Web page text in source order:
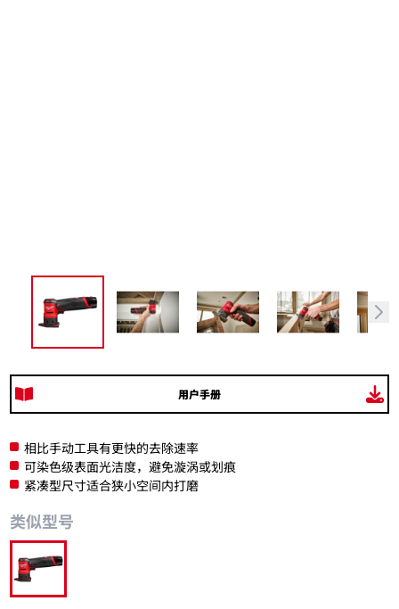
用户手册
相比手动工具有更快的去除速率
可染色级表面光洁度，避免漩涡或划痕
紧凑型尺寸适合狭小空间内打磨
类似型号
M12 FDSS